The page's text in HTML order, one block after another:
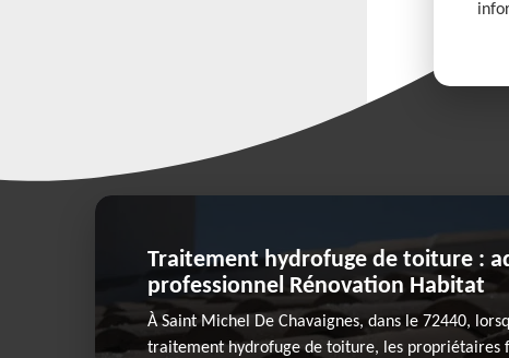
Traitement hydrofuge de toiture :
professionnel Rénovation Habitat
À Saint Michel De Chavaignes, dans le 72440,
traitement hydrofuge de toiture, les propriétaires